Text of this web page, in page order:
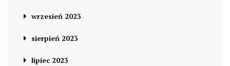
wrzesień 2023
sierpień 2023
lipiec 2023